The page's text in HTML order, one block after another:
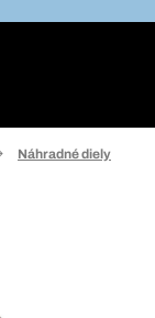
Náhradné diely